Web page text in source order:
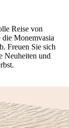
Reise von
Monemvasia
Freuen Sie sich
Neuheiten und